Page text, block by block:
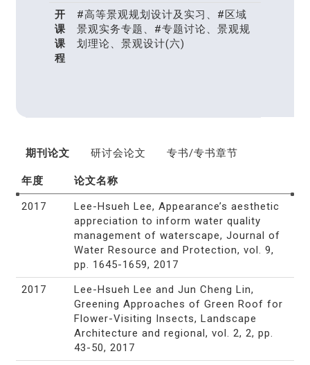
开
课
课
程
#高等景观规划设计及实习、#区域
景观实务专题、#专题讨论、景观规
划理论、景观设计(六)
期刊论文 研讨会论文 专书/专书章节
年度 论文名称
2017
Lee-Hsueh Lee, Appearance’s aesthetic
appreciation to inform water quality
management of waterscape, Journal of
Water Resource and Protection, vol. 9,
pp. 1645-1659, 2017
2017
Lee-Hsueh Lee and Jun Cheng Lin,
Greening Approaches of Green Roof for
Flower-Visiting Insects, Landscape
Architecture and regional, vol. 2, 2, pp.
43-50, 2017